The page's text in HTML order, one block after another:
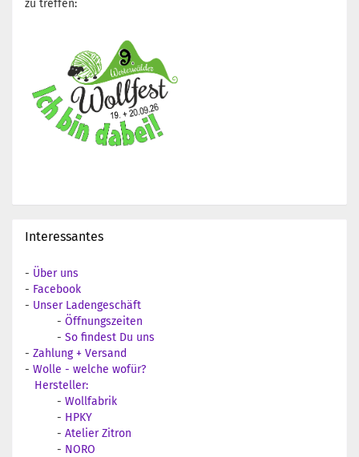
zu treffen:
Interessantes
- Über uns
- Facebook
- Unser Ladengeschäft
- Öffnungszeiten
- So findest Du uns
- Zahlung + Versand
- Wolle - welche wofür?
Hersteller:
- Wollfabrik
- HPKY
- Atelier Zitron
- NORO